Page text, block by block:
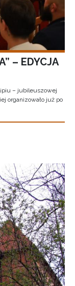
– EDYCJA
– jubileuszowej
organizowało już po